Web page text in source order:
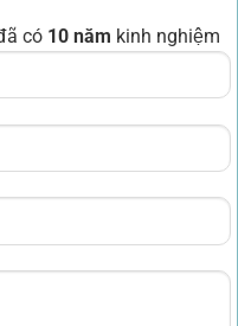
có 10 năm kinh nghiệm